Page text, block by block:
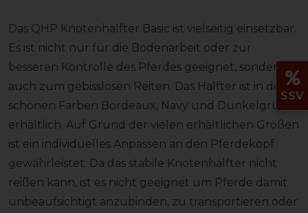
Das QHP Knotenhalfter Basic ist vielseitig einsetzbar.
Es ist nicht nur für die Bodenarbeit oder zur
besseren Kontrolle des Pferdes geeignet, sondern
auch zum gebisslosen Reiten. Das Halfter ist in den
schönen Farben Bordeaux, Navy und Dunkelgrün
erhältlich. Auf Grund der vielen erhältlichen Größen
ist ein individuelles Anpassen an den Pferdekopf
gewährleistet. Da das stabile Knotenhalfter nicht
reißen kann, ist es nicht geeignet um Pferde damit
unbeaufsichtigt anzubinden, zu transportieren oder
SSV